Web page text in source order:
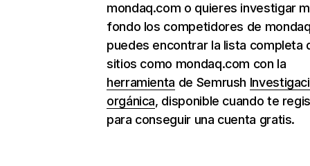
mondaq.com o quieres investigar
fondo los competidores de
puedes encontrar la lista completa
sitios como mondaq.com con la
herramienta de Semrush
orgánica, disponible cuando te
para conseguir una cuenta gratis.